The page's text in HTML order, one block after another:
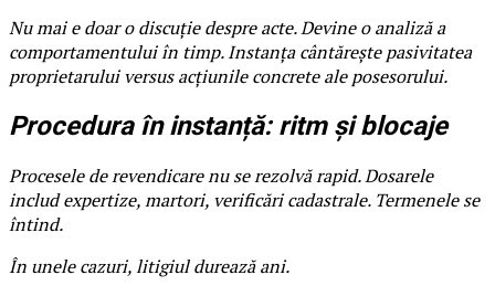
Nu mai e doar o discuție despre acte. Devine o analiză a
comportamentului în timp. Instanța cântărește pasivitatea
proprietarului versus acțiunile concrete ale posesorului.
Procedura în instanță: ritm și blocaje
Procesele de revendicare nu se rezolvă rapid. Dosarele
includ expertize, martori, verificări cadastrale. Termenele se
întind.
În unele cazuri, litigiul durează ani.